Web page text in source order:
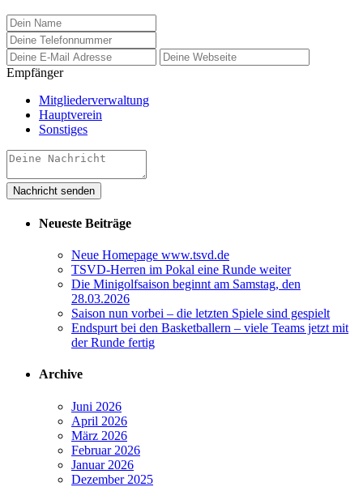
Empfänger
Mitgliederverwaltung
Hauptverein
Sonstiges
Neueste Beiträge
Neue Homepage www.tsvd.de
TSVD-Herren im Pokal eine Runde weiter
Die Minigolfsaison beginnt am Samstag, den
28.03.2026
Saison nun vorbei – die letzten Spiele sind gespielt
Endspurt bei den Basketballern – viele Teams jetzt mit
der Runde fertig
Archive
Juni 2026
April 2026
März 2026
Februar 2026
Januar 2026
Dezember 2025